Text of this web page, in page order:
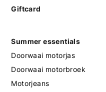
Giftcard
Summer essentials
Doorwaai motorjas
Doorwaai motorbroek
Motorjeans